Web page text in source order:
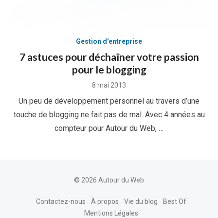
Gestion d'entreprise
7 astuces pour déchaîner votre passion
pour le blogging
Posted
8 mai 2013
Un peu de développement personnel au travers d’une
touche de blogging ne fait pas de mal. Avec 4 années au
compteur pour Autour du Web, …
© 2026 Autour du Web
Contactez-nous À propos Vie du blog
Best Of
Mentions Légales